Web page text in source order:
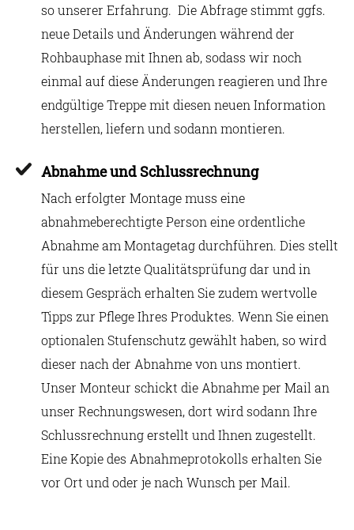
so unserer Erfahrung. Die Abfrage stimmt ggfs.
neue Details und Änderungen während der
Rohbauphase mit Ihnen ab, sodass wir noch
einmal auf diese Änderungen reagieren und Ihre
endgültige Treppe mit diesen neuen Information
herstellen, liefern und sodann montieren.
Abnahme und Schlussrechnung
Nach erfolgter Montage muss eine
abnahmeberechtigte Person eine ordentliche
Abnahme am Montagetag durchführen. Dies stellt
für uns die letzte Qualitätsprüfung dar und in
diesem Gespräch erhalten Sie zudem wertvolle
Tipps zur Pflege Ihres Produktes. Wenn Sie einen
optionalen Stufenschutz gewählt haben, so wird
dieser nach der Abnahme von uns montiert.
Unser Monteur schickt die Abnahme per Mail an
unser Rechnungswesen, dort wird sodann Ihre
Schlussrechnung erstellt und Ihnen zugestellt.
Eine Kopie des Abnahmeprotokolls erhalten Sie
vor Ort und oder je nach Wunsch per Mail.